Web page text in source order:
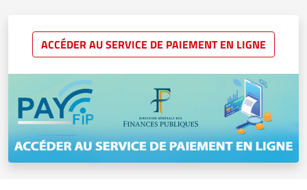
ACCÉDER AU SERVICE DE PAIEMENT EN LIGNE